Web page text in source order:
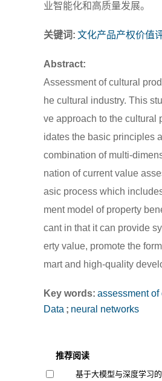
业智能化和高质量发展。
关键词: 文化产品产权价值
Abstract:
Assessment of cultural
he cultural industry. This
ve approach to the cultural
idates the basic principles
combination of multi-
nation of current value
asic process which
ment model of property
cant in that it can provide
erty value, promote the
mart and high-quality
Key words: assessment of
Data ; neural networks
推荐阅读
基于大模型与深度学习